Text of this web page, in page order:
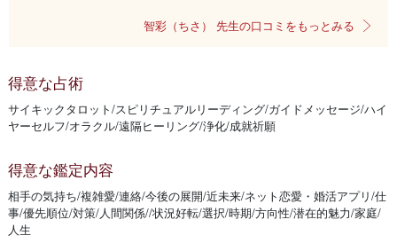
智彩（ちさ） 先生の口コミをもっとみる
得意な占術
サイキックタロット/スピリチュアルリーディング/ガイドメッセージ/ハイ
ヤーセルフ/オラクル/遠隔ヒーリング/浄化/成就祈願
得意な鑑定内容
相手の気持ち/複雑愛/連絡/今後の展開/近未来/ネット恋愛・婚活アプリ/仕
事/優先順位/対策/人間関係//状況好転/選択/時期/方向性/潜在的魅力/家庭/
人生